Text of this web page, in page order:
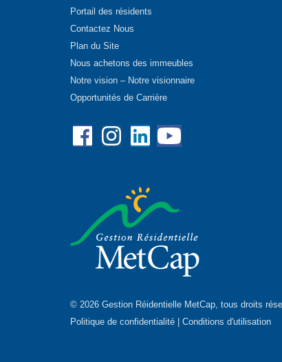
Portail des résidents
Contactez Nous
Plan du Site
Nous achetons des immeubles
Notre vision – Notre visionnaire
Opportunités de Carrière
Facebook
Instagram
Linkedin
YouTube
© 2026 Gestion Réidentielle MetCap, tous droits
Politique de confidentialité | Conditions d'utilisation